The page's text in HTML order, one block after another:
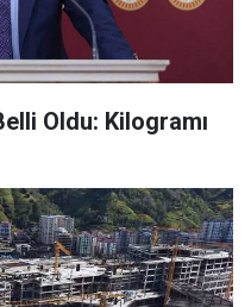
Oldu: Kilogramı